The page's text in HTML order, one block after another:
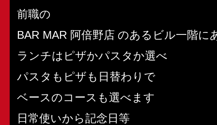
前職の
BAR MAR 阿倍野店 のあるビル一階に
ランチはピザかパスタか選べ
パスタもピザも日替わりで
ベースのコースも選べます
日常使いから記念日等